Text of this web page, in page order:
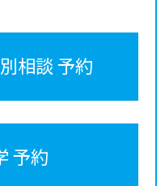
相談 予約
予約